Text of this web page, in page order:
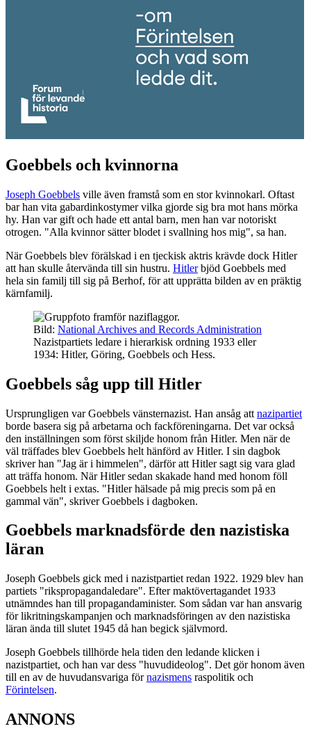
Goebbels och kvinnorna
Joseph Goebbels ville även framstå som en stor kvinnokarl. Oftast
bar han vita gabardinkostymer vilka gjorde sig bra mot hans mörka
hy. Han var gift och hade ett antal barn, men han var notoriskt
otrogen. "Alla kvinnor sätter blodet i svallning hos mig", sa han.
När Goebbels blev förälskad i en tjeckisk aktris krävde dock Hitler
att han skulle återvända till sin hustru. Hitlerbjöd Goebbels med
hela sin familj till sig på Berhof, för att upprätta bilden av en präktig
kärnfamilj.
Bild: National Archives and Records Administration
Nazistpartiets ledare i hierarkisk ordning 1933 eller
1934: Hitler, Göring, Goebbels och Hess.
Goebbels såg upp till Hitler
Ursprungligen var Goebbels vänsternazist. Han ansåg att nazipartiet
borde basera sig på arbetarna och fackföreningarna. Det var också
den inställningen som först skiljde honom från Hitler. Men när de
väl träffades blev Goebbels helt hänförd av Hitler. I sin dagbok
skriver han "Jag är i himmelen", därför att Hitler sagt sig vara glad
att träffa honom. När Hitler sedan skakade hand med honom föll
Goebbels helt i extas. "Hitler hälsade på mig precis som på en
gammal vän", skriver Goebbels i dagboken.
Goebbels marknadsförde den nazistiska
läran
Joseph Goebbels gick med i nazistpartiet redan 1922. 1929 blev han
partiets "rikspropagandaledare". Efter maktövertagandet 1933
utnämndes han till propagandaminister. Som sådan var han ansvarig
för likritningskampanjen och marknadsföringen av den nazistiska
läran ända till slutet 1945 då han begick självmord.
Joseph Goebbels tillhörde hela tiden den ledande klicken i
nazistpartiet, och han var dess "huvudideolog". Det gör honom även
till en av de huvudansvariga förnazismens raspolitik och
Förintelsen.
ANNONS